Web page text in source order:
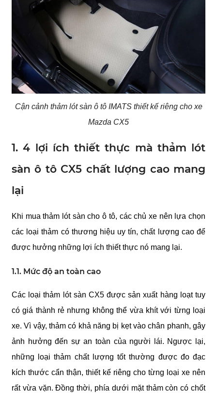
Cận cảnh thảm lót sàn ô tô IMATS thiết kế riêng cho xe
Mazda CX5
1. 4 lợi ích thiết thực mà thảm lót
sàn ô tô CX5 chất lượng cao mang
lại
Khi mua thảm lót sàn cho ô tô, các chủ xe nên lựa chọn
các loại thảm có thương hiệu uy tín, chất lượng cao để
được hưởng những lợi ích thiết thực nó mang lại.
1.1. Mức độ an toàn cao
Các loại thảm lót sàn CX5 được sản xuất hàng loạt tuy
có giá thành rẻ nhưng không thể vừa khít với từng loại
xe. Vì vậy, thảm có khả năng bị kẹt vào chân phanh, gây
ảnh hưởng đến sự an toàn của người lái. Ngược lại,
những loại thảm chất lượng tốt thường được đo đạc
kích thước cẩn thận, thiết kế riêng cho từng loại xe nên
rất vừa vặn. Đồng thời, phía dưới mặt thảm còn có chốt